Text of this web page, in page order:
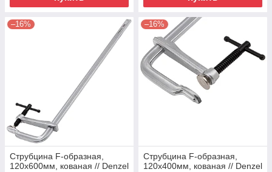
–16%
Струбцина F-образная,
120x600мм, кованая // Denzel
–16%
Струбцина F-образная,
120x400мм, кованая // Denzel